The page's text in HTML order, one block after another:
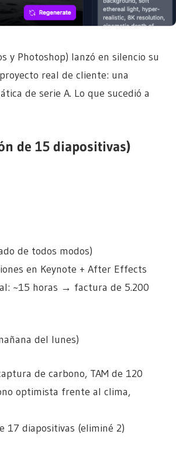
y Photoshop) lanzó en silencio su
real de cliente: una
de serie A. Lo que sucedió a
de 15 diapositivas)
de todos modos)
en Keynote + After Effects
~15 horas → factura de 5.200
del lunes)
de carbono, TAM de 120
optimista frente al clima,
17 diapositivas (eliminé 2)